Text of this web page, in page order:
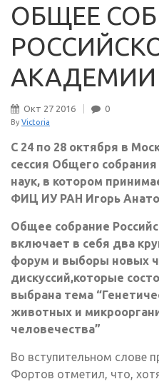
ОБЩЕЕ
АКАДЕМИИ
Окт 27 2016 0
By Victoria
С 24 по 28 октября в
сессия Общего
наук, в котором
ФИЦ ИУ РАН Игорь
Общее собрание
включает в себя два
форум и выборы новых
дискуссий,которые
выбрана тема
животных и
человечества”
Во вступительном слове
Фортов отметил, что,